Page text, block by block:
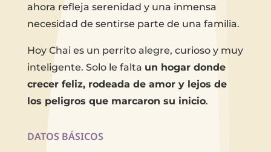
ahora refleja serenidad y una inmensa
necesidad de sentirse parte de una familia.
Hoy Chai es un perrito alegre, curioso y muy
inteligente. Solo le falta un hogar donde
crecer feliz, rodeada de amor y lejos de
los peligros que marcaron su inicio.
DATOS BÁSICOS